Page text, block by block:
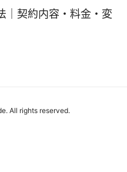
契約内容・料金・変
All rights reserved.